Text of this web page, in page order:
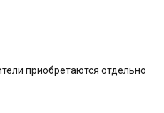
приобретаются отдельно